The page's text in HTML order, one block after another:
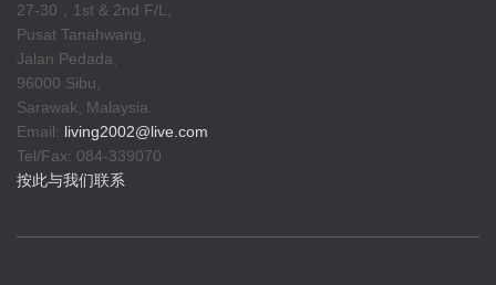
27-30，1st & 2nd F/L,
Pusat Tanahwang,
Jalan Pedada,
96000 Sibu,
Sarawak, Malaysia.
Email: living2002@live.com
Tel/Fax: 084-339070
按此与我们联系